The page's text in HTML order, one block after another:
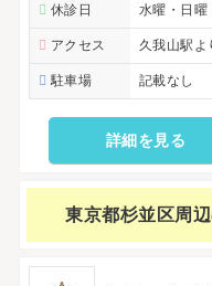
休診日 水曜・日曜
アクセス 久我山駅よ
駐車場 記載なし
詳細を見る
東京都杉並区周